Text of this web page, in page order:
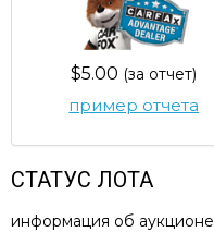
$5.00 (за отчет)
пример отчета
СТАТУС ЛОТА
информация об аукционе